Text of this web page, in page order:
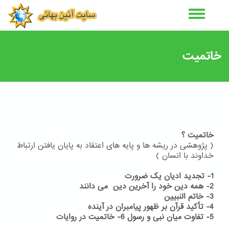
خاتمیت
خاتمیت ؟
( پژوهشی در ریشه ها و پایه های اعتقاد به پایان یافتن ارتباط
خداوند با انسان )
1- تجدید ادیان یک ضرورت
2- همه دین خود را آخرین دین می دانند
3- خاتم النبیین
4- تأکید قرآن بر ظهور پیامبران در آینده
5- تفاوت میان نبی و رسول
6- خاتمیت در روایات